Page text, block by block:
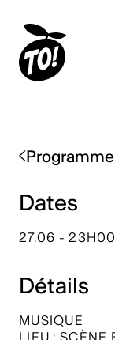
Programme
Dates
27.06 - 23H00
Détails
MUSIQUE
LIEU : SCÈNE